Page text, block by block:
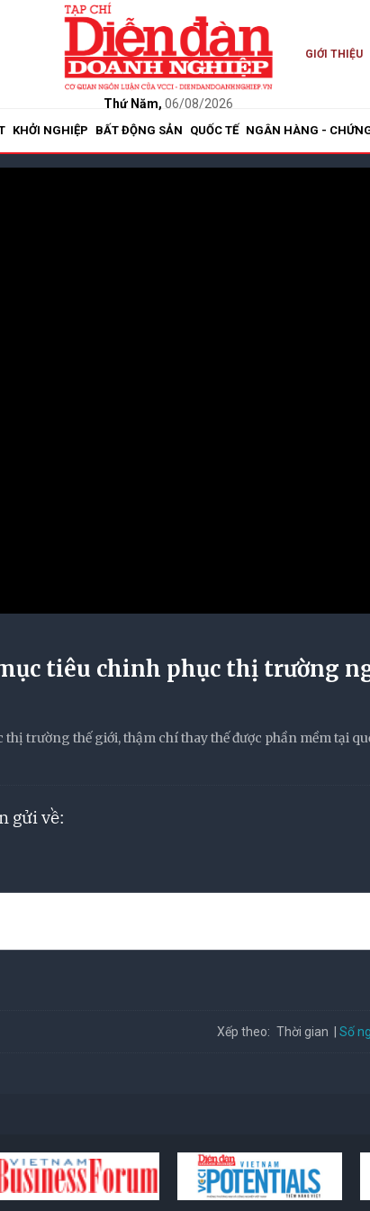
Thứ Năm, 06/08/2026
GIỚI THIỆU
KHỞI NGHIỆP BẤT ĐỘNG SẢN QUỐC TẾ NGÂN HÀNG -
tiêu chinh phục thị trường
trường thế giới, thậm chí thay thế được phần mềm tại
gửi về:
Xếp theo: Thời gian Số